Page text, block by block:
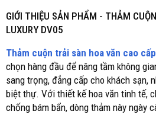
GIỚI THIỆU SẢN PHẨM - THẢM
LUXURY DV05
Thảm cuộn trải sàn hoa văn cao cấp
chọn hàng đầu để nâng tầm không
sang trọng, đẳng cấp cho khách sạn,
biệt thự. Với thiết kế hoa văn tinh tế,
chống bám bẩn, dòng thảm này ngày